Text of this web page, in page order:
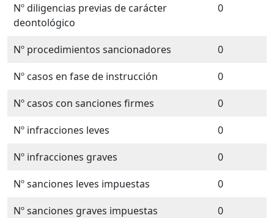
Nº diligencias previas de carácter
deontológico
0
Nº procedimientos sancionadores
0
Nº casos en fase de instrucción
0
Nº casos con sanciones firmes
0
Nº infracciones leves
0
Nº infracciones graves
0
Nº sanciones leves impuestas
0
Nº sanciones graves impuestas
0